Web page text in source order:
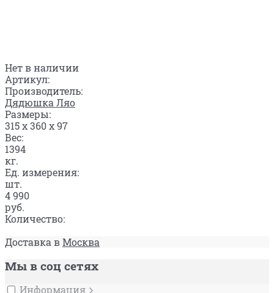
Нет в наличии
Артикул:
Производитель:
Дядюшка Ляо
Размеры:
315 x 360 x 97
Вес:
1394
кг.
Ед. измерения:
шт.
4 990
руб.
Количество:
Доставка вМосква
Мы в соц сетях
Информация